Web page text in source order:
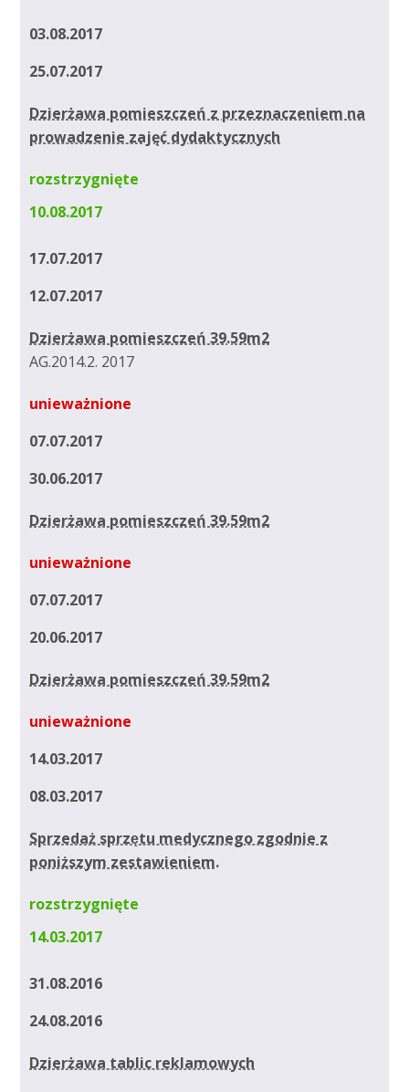
03.08.2017
25.07.2017
Dzierżawa pomieszczeń z przeznaczeniem na
prowadzenie zajęć dydaktycznych
rozstrzygnięte
10.08.2017
17.07.2017
12.07.2017
Dzierżawa pomieszczeń 39.59m2
AG.2014.2. 2017
unieważnione
07.07.2017
30.06.2017
Dzierżawa pomieszczeń 39.59m2
unieważnione
07.07.2017
20.06.2017
Dzierżawa pomieszczeń 39.59m2
unieważnione
14.03.2017
08.03.2017
Sprzedaż sprzętu medycznego zgodnie z
poniższym zestawieniem.
rozstrzygnięte
14.03.2017
31.08.2016
24.08.2016
Dzierżawa tablic reklamowych